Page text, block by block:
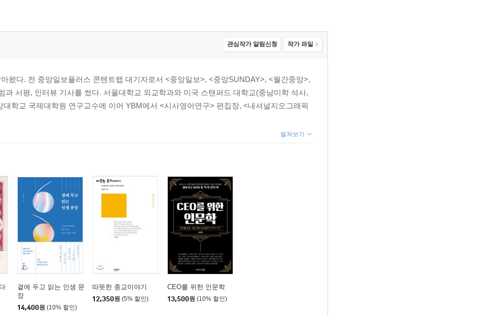
_프랜시스 후쿠야마
문이다 _피터 카젠스타인
_폴 로머
을 배우라 _헤르만 지몬
_슬라보이 지제크
문제는 있다 _에마뉘엘 토드
비벡 와드와
필립 짐바르도
이란 없다 _로버트 고든
발 하라리
시대 왔다 _제리 카플란
화시킨다 _리처드 윌킨슨
지 신이치
관심작가 알림신청 작가 파일
왔다. 전 중앙일보플러스 콘텐트랩 대기자로서 <중앙일보>, <중앙SUNDAY>, <월간중앙>,
과 서평, 인터뷰 기사를 썼다. 서울대학교 외교학과와 미국 스탠퍼드 대학교(중남미학 석사,
학교 국제대학원 연구교수에 이어 YBM에서 <시사영어연구> 편집장, <내셔널지오그래픽
펼쳐보기
곁에 두고 읽는 인생 문
장
14,400원 (10% 할인)
따뜻한 종교이야기
12,350원 (5% 할인)
CEO를 위한 인문학
13,500원 (10% 할인)